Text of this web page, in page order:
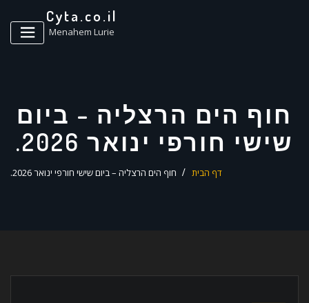
Cyta.co.il
Menahem Lurie
חוף הים הרצליה – ביום
שישי חורפי ינואר 2026.
דף הבית חוף הים הרצליה – ביום שישי חורפי ינואר 2026.